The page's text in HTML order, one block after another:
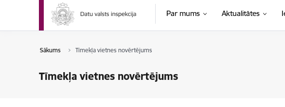
Par mums Aktualitātes
Sākums Tīmekļa vietnes novērtējums
Tīmekļa vietnes novērtējums